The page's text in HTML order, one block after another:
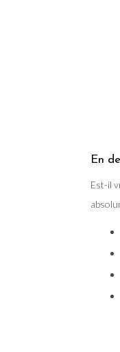
En
Est-il